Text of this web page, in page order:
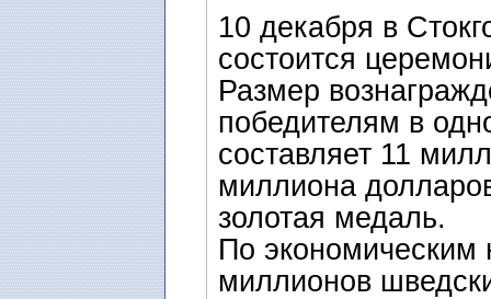
10 декабря в
состоится
Размер
победителям в
составляет 11
миллиона
золотая медаль.
По
миллионов